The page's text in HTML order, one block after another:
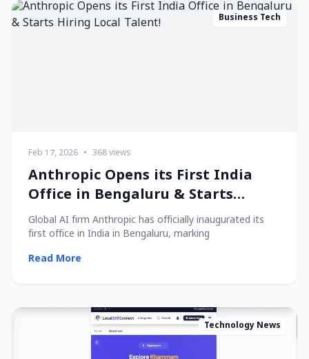
Business Tech
Feb 17, 2026 • 368 views
Anthropic Opens its First India
Office in Bengaluru & Starts
Hiring Local Talent!
Global AI firm Anthropic has officially inaugurated its
first office in India in Bengaluru, marking
Read More
Technology News